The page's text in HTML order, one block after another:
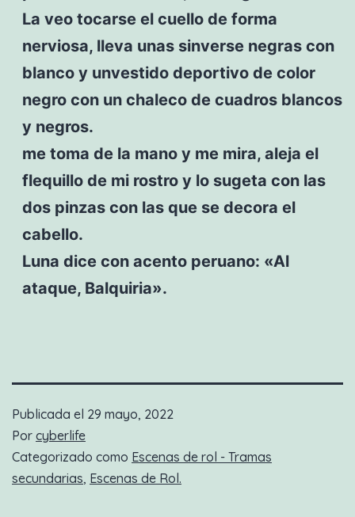
La veo tocarse el cuello de forma
nerviosa, lleva unas sinverse negras con
blanco y unvestido deportivo de color
negro con un chaleco de cuadros blancos
y negros.
me toma de la mano y me mira, aleja el
flequillo de mi rostro y lo sugeta con las
dos pinzas con las que se decora el
cabello.
Luna dice con acento peruano: «Al
ataque, Balquiria».
Publicada el 29 mayo, 2022
Por cyberlife
Categorizado como Escenas de rol - Tramas
secundarias, Escenas de Rol.